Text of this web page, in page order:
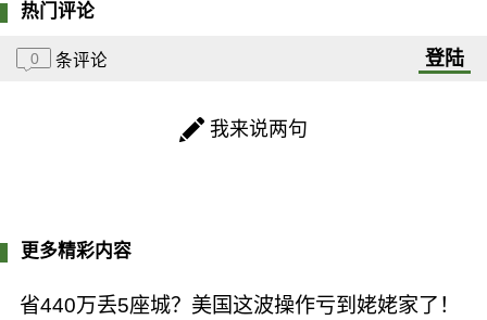
热门评论
0 条评论 登陆
我来说两句
更多精彩内容
省440万丢5座城？美国这波操作亏到姥姥家了！